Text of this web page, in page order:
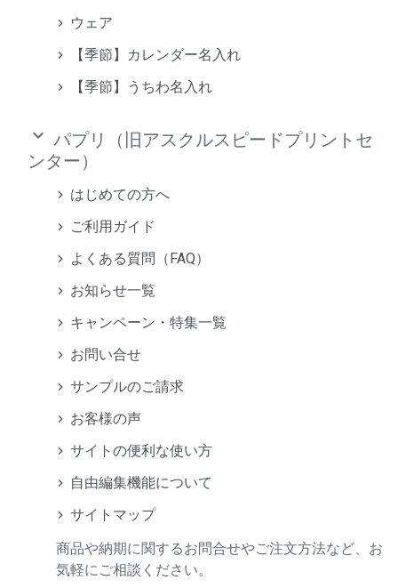
ウェア
【季節】カレンダー名入れ
【季節】うちわ名入れ
keyboard_arrow_down パプリ（旧アスクルスピードプリントセ
ンター）
はじめての方へ
ご利用ガイド
よくある質問（FAQ）
お知らせ一覧
キャンペーン・特集一覧
お問い合せ
サンプルのご請求
お客様の声
サイトの便利な使い方
自由編集機能について
サイトマップ
商品や納期に関するお問合せやご注文方法など、お
気軽にご相談ください。